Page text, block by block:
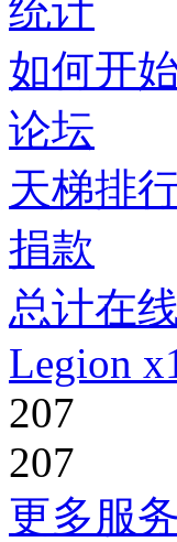
统计
如何开
论坛
天梯排
捐款
总计在
Legion
207
207
更多服